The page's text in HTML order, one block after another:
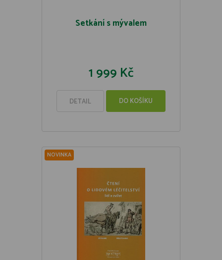
Setkání s mývalem
1 999 Kč
DETAIL DO KOŠÍKU
NOVINKA